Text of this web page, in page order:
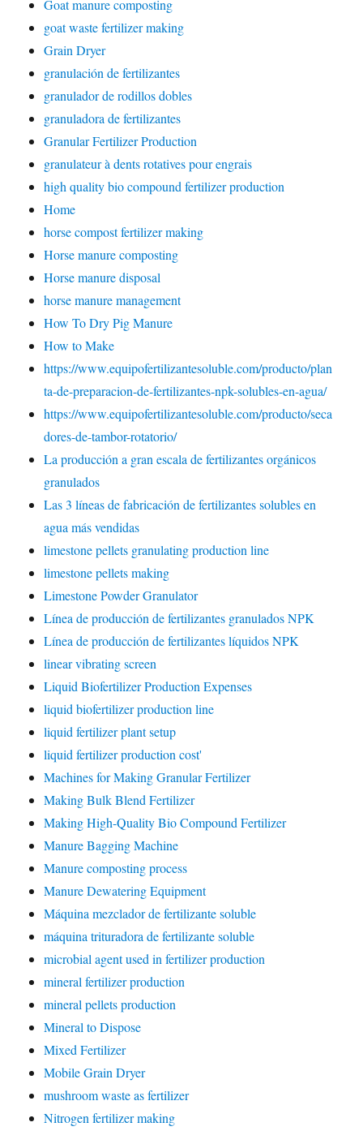
Goat manure composting
goat waste fertilizer making
Grain Dryer
granulación de fertilizantes
granulador de rodillos dobles
granuladora de fertilizantes
Granular Fertilizer Production
granulateur à dents rotatives pour engrais
high quality bio compound fertilizer production
Home
horse compost fertilizer making
Horse manure composting
Horse manure disposal
horse manure management
How To Dry Pig Manure
How to Make
https://www.equipofertilizantesoluble.com/producto/plan
ta-de-preparacion-de-fertilizantes-npk-solubles-en-agua/
https://www.equipofertilizantesoluble.com/producto/seca
dores-de-tambor-rotatorio/
La producción a gran escala de fertilizantes orgánicos
granulados
Las 3 líneas de fabricación de fertilizantes solubles en
agua más vendidas
limestone pellets granulating production line
limestone pellets making
Limestone Powder Granulator
Línea de producción de fertilizantes granulados NPK
Línea de producción de fertilizantes líquidos NPK
linear vibrating screen
Liquid Biofertilizer Production Expenses
liquid biofertilizer production line
liquid fertilizer plant setup
liquid fertilizer production cost'
Machines for Making Granular Fertilizer
Making Bulk Blend Fertilizer
Making High-Quality Bio Compound Fertilizer
Manure Bagging Machine
Manure composting process
Manure Dewatering Equipment
Máquina mezclador de fertilizante soluble
máquina trituradora de fertilizante soluble
microbial agent used in fertilizer production
mineral fertilizer production
mineral pellets production
Mineral to Dispose
Mixed Fertilizer
Mobile Grain Dryer
mushroom waste as fertilizer
Nitrogen fertilizer making